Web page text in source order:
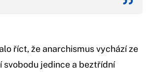
říct, že anarchismus vychází ze
svobodu jedince a beztřídní